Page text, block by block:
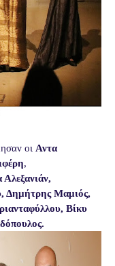
οι Αντα
,
Δημήτρης Μαμιός,
Βίκυ